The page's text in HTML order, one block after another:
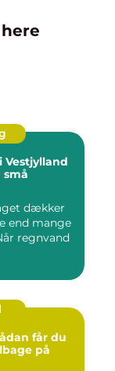
Vestjylland
små
dækker
end mange
regnvand
på